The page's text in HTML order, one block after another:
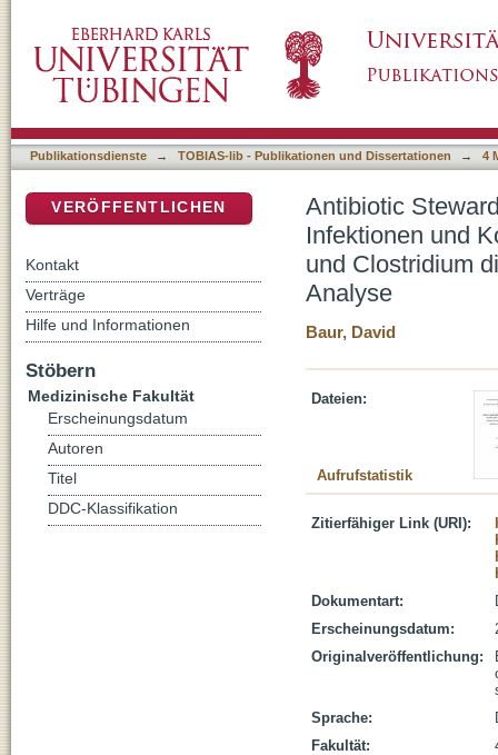
Antibiotika- resistente Bakterien und
Analyse
Publikationsdienste → TOBIAS-lib - Publikationen und Dissertationen → 4
Antibiotic
Infektionen und
und Clostridium
Analyse
Baur, David
Dateien:
Aufrufstatistik
Zitierfähiger Link (URI):
Dokumentart:
Erscheinungsdatum:
Originalveröffentlichung:
Sprache:
Fakultät:
VERÖFFENTLICHEN
Kontakt
Verträge
Hilfe und Informationen
Stöbern
Medizinische Fakultät
Erscheinungsdatum
Autoren
Titel
DDC-Klassifikation